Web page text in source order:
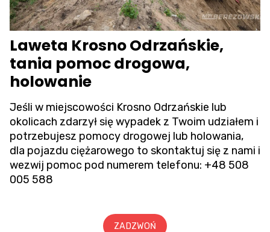
Laweta Krosno Odrzańskie,
tania pomoc drogowa,
holowanie
Jeśli w miejscowości Krosno Odrzańskie lub
okolicach zdarzył się wypadek z Twoim udziałem i
potrzebujesz pomocy drogowej lub holowania,
dla pojazdu ciężarowego to skontaktuj się z nami i
wezwij pomoc pod numerem telefonu: +48 508
005 588
ZADZWOŃ